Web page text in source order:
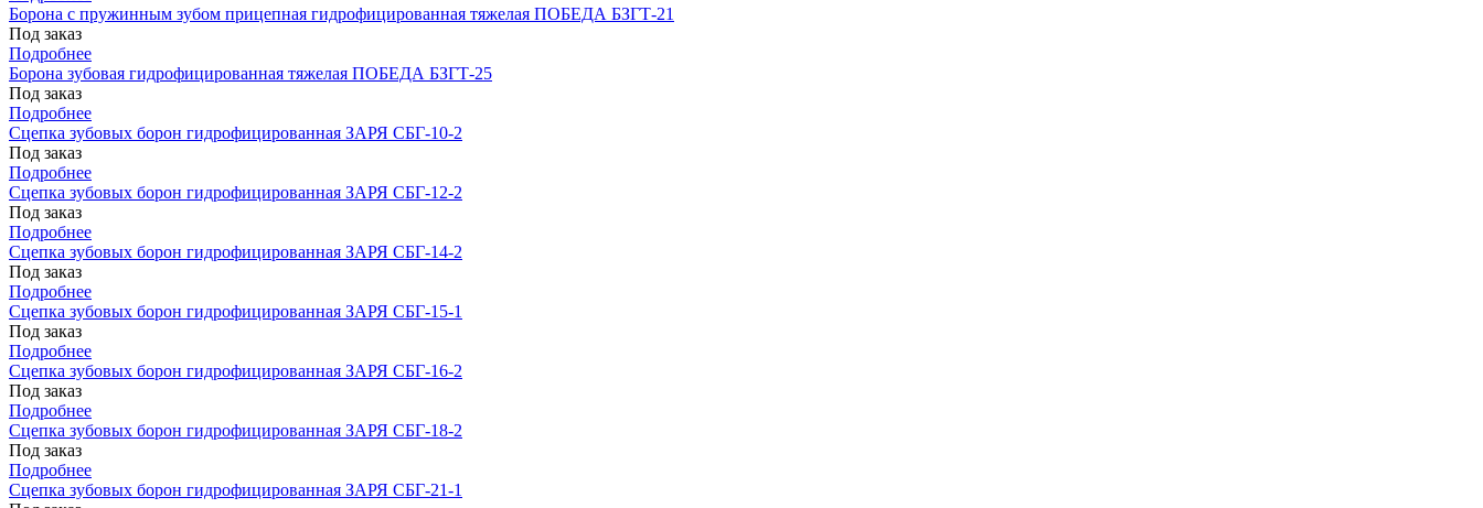
Борона с пружинным зубом прицепная гидрофицированная тяжелая ПОБЕДА БЗГТ-21
Под заказ
Подробнее
Борона зубовая гидрофицированная тяжелая ПОБЕДА БЗГТ-25
Под заказ
Подробнее
Сцепка зубовых борон гидрофицированная ЗАРЯ СБГ-10-2
Под заказ
Подробнее
Сцепка зубовых борон гидрофицированная ЗАРЯ СБГ-12-2
Под заказ
Подробнее
Сцепка зубовых борон гидрофицированная ЗАРЯ СБГ-14-2
Под заказ
Подробнее
Сцепка зубовых борон гидрофицированная ЗАРЯ СБГ-15-1
Под заказ
Подробнее
Сцепка зубовых борон гидрофицированная ЗАРЯ СБГ-16-2
Под заказ
Подробнее
Сцепка зубовых борон гидрофицированная ЗАРЯ СБГ-18-2
Под заказ
Подробнее
Сцепка зубовых борон гидрофицированная ЗАРЯ СБГ-21-1